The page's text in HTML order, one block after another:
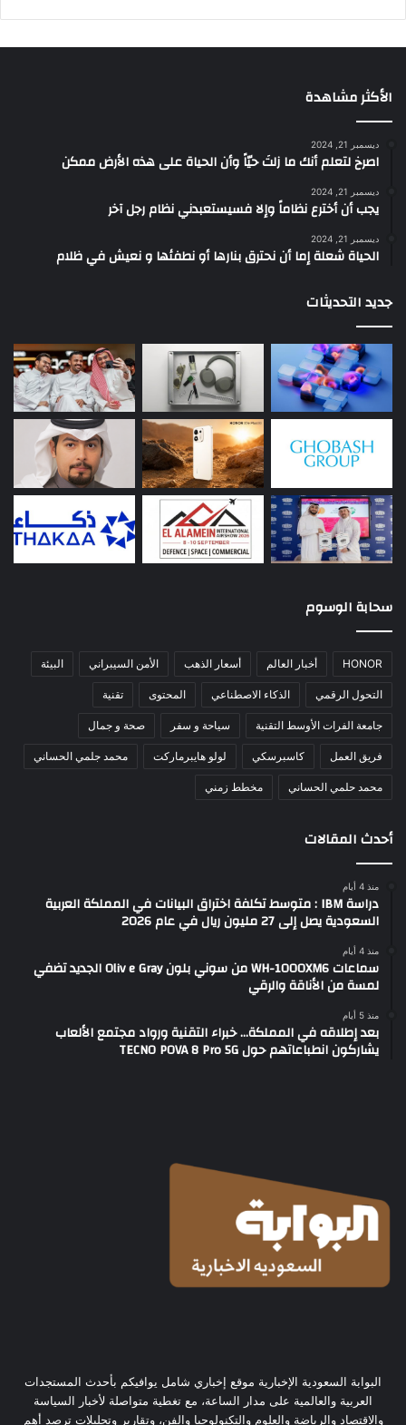
الأكثر مشاهدة
ديسمبر 21, 2024
‫اصرخ لتعلم أنك ما زلتَ حيّاً وأن الحياة على هذه الأرض ممكن
ديسمبر 21, 2024
يجب أن أخترع نظاماً وإلا فسيستعبدني نظام رجل آخر
ديسمبر 21, 2024
الحياة شعلة إما أن نحترق بنارها أو نطفئها و نعيش في ظلام
جديد التحديثات
سحابة الوسوم
HONOR أخبار العالم أسعار الذهب الأمن السيبراني البيئة
التحول الرقمي الذكاء الاصطناعي المحتوى تقنية
جامعة الفرات الأوسط التقنية سياحة و سفر صحة و جمال
فريق العمل كاسبرسكي لولو هايبرماركت محمد جلمي الحساني
محمد حلمي الحساني مخطط زمني
أحدث المقالات
منذ 4 أيام
دراسة IBM : متوسط تكلفة اختراق البيانات في المملكة العربية
السعودية يصل إلى 27 مليون ريال في عام 2026
منذ 4 أيام
سماعات WH-1000XM6 من سوني بلون Oliv e Gray الجديد تضفي
لمسة من الأناقة والرقي
منذ 5 أيام
بعد إطلاقه في المملكة… خبراء التقنية ورواد مجتمع الألعاب
يشاركون انطباعاتهم حول TECNO POVA 8 Pro 5G
البوابة السعودية الإخبارية موقع إخباري شامل يوافيكم بأحدث المستجدات
العربية والعالمية على مدار الساعة، مع تغطية متواصلة لأخبار السياسة
والاقتصاد والرياضة والعلوم والتكنولوجيا والفن، وتقارير وتحليلات ترصد أهم